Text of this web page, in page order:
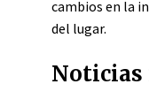
cambios en la
del lugar.
Noticias